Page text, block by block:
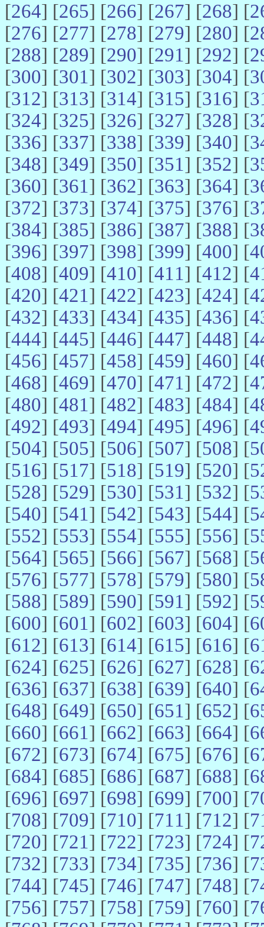
[264] [265] [266] [267] [268] [
[276] [277] [278] [279] [280] [
[288] [289] [290] [291] [292] [
[300] [301] [302] [303] [304] [
[312] [313] [314] [315] [316] [
[324] [325] [326] [327] [328] [
[336] [337] [338] [339] [340] [
[348] [349] [350] [351] [352] [
[360] [361] [362] [363] [364] [
[372] [373] [374] [375] [376] [
[384] [385] [386] [387] [388] [
[396] [397] [398] [399] [400] [
[408] [409] [410] [411] [412] [
[420] [421] [422] [423] [424] [
[432] [433] [434] [435] [436] [
[444] [445] [446] [447] [448] [
[456] [457] [458] [459] [460] [
[468] [469] [470] [471] [472] [
[480] [481] [482] [483] [484] [
[492] [493] [494] [495] [496] [
[504] [505] [506] [507] [508] [
[516] [517] [518] [519] [520] [
[528] [529] [530] [531] [532] [
[540] [541] [542] [543] [544] [
[552] [553] [554] [555] [556] [
[564] [565] [566] [567] [568] [
[576] [577] [578] [579] [580] [
[588] [589] [590] [591] [592] [
[600] [601] [602] [603] [604] [
[612] [613] [614] [615] [616] [
[624] [625] [626] [627] [628] [
[636] [637] [638] [639] [640] [
[648] [649] [650] [651] [652] [
[660] [661] [662] [663] [664] [
[672] [673] [674] [675] [676] [
[684] [685] [686] [687] [688] [
[696] [697] [698] [699] [700] [
[708] [709] [710] [711] [712] [
[720] [721] [722] [723] [724] [
[732] [733] [734] [735] [736] [
[744] [745] [746] [747] [748] [
[756] [757] [758] [759] [760] [